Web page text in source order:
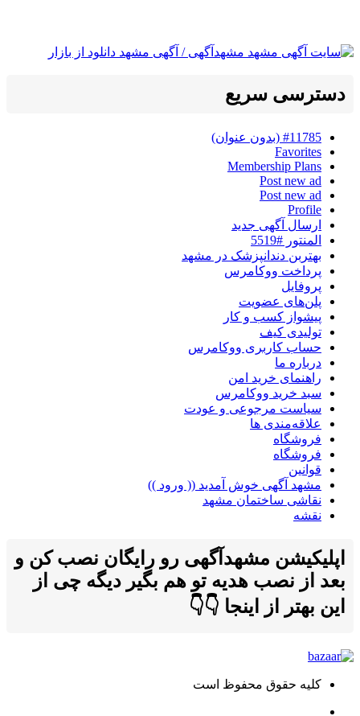
دسترسی سریع
#11785 (بدون عنوان)
Favorites
Membership Plans
Post new ad
Post new ad
Profile
ارسال آگهی جدید
المنتور #5519
بهتربن دندانپزشک در مشهد
پرداخت ووکامرس
پروفایل
پلن‌های عضویت
پیشواز کسب و کار
تولیدی کیف
حساب کاربری ووکامرس
درباره ما
راهنمای خرید امن
سبد خرید ووکامرس
سیاست مرجوعی و عودت
علاقه‌مندی ها
فروشگاه
فروشگاه
قوانین
مشهد آگهی خوش آمدید (( ورود ))
نقاشی ساختمان مشهد
نقشه
اپلیکیشن مشهدآگهی رو رایگان نصب کن و
بعد از نصب هدیه تو هم بگیر دیگه چی از
این بهتر از اینجا 👇👇
کلیه حقوق محفوظ است